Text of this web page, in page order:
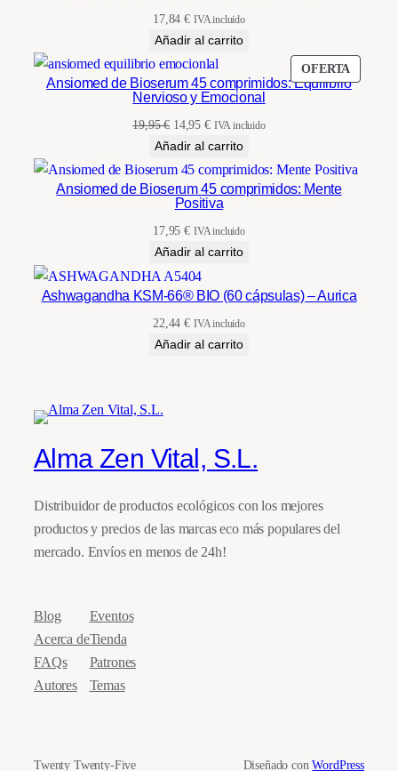
d
17,84€ IVA incluido
Añadir al carrito
OFERTA
EN
Ansiomed de Bioserum 45 comprimidos: Equilibrio
Nervioso y Emocional
19,95€ El
precio
original
era:
19,95 €.
14,95 €El
precio
actual
es:
14,95 €.
IVA incluido
Añadir al carrito
Ansiomed de Bioserum 45 comprimidos: Mente
Positiva
17,95€ IVA incluido
Añadir al carrito
Ashwagandha KSM-66® BIO (60 cápsulas) – Aurica
22,44€ IVA incluido
Añadir al carrito
Alma Zen Vital, S.L.
Distribuidor de productos ecológicos con los mejores
productos y precios de las marcas eco más populares del
mercado. Envíos en menos de 24h!
Blog
Acerca de
FAQs
Autores
Eventos
Tienda
Patrones
Temas
Twenty Twenty-Five Diseñado conWordPress